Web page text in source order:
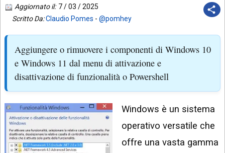
SIAMO
SUPPORTO
CONTATTA
PIÙ
LETTI
ULTIMI
POST
ARCHIVIO
APP
ANDROID
EMAIL
TELEGRAM
TIKTOK
YOUTUBE
X
Aggiornato il: 7 / 03 / 2025
Scritto Da:Claudio Pomes - @pomhey
Aggiungere o rimuovere i componenti di Windows 10
e Windows 11 dal menu di attivazione e
disattivazione di funzionalità o Powershell
Windows è un sistema
operativo versatile che
offre una vasta gamma